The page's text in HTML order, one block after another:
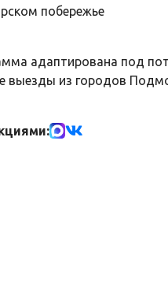
побережье
адаптирована под
выезды из городов